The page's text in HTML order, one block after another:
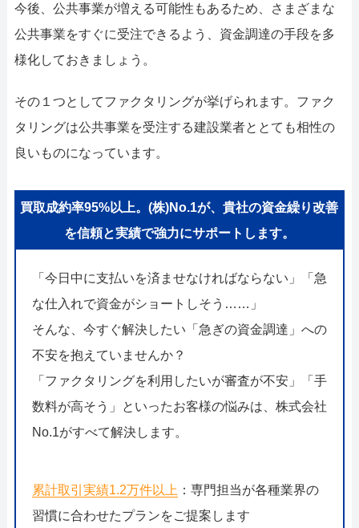
ファクタリングで通りやすい会社はどういう会社？
今後、公共事業が増える可能性もあるため、さまざまな
公共事業をすぐに受注できるよう、資金調達の手段を多
様化しておきましょう。
その１つとしてファクタリングが挙げられます。ファク
タリングは公共事業を受注する建設業者ととても相性の
良いものになっています。
買取成約率95%以上。(株)No.1が、貴社の資金繰り改善
を信頼と実績で強力にサポートします。
「今日中に支払いを済ませなければならない」「急
な仕入れで資金がショートしそう……」
そんな、今すぐ解決したい「急ぎの資金調達」への
不安を抱えていませんか？
「ファクタリングを利用したいが審査が不安」「手
数料が高そう」といったお客様の悩みは、株式会社
No.1がすべて解決します。
累計取引実績1.2万件以上 ：専門担当が各種業界の
習慣に合わせたプランをご提案します